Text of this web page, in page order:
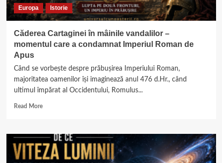
Europa Istorie
Căderea Cartaginei în mâinile vandalilor –
momentul care a condamnat Imperiul Roman de
Apus
Când se vorbește despre prăbușirea Imperiului Roman,
majoritatea oamenilor își imaginează anul 476 d.Hr., când
ultimul împărat al Occidentului, Romulus...
Read MoreRead
Căderea
Cartaginei
în
mâinile